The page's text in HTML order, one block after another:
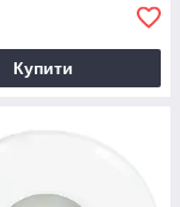
Купити